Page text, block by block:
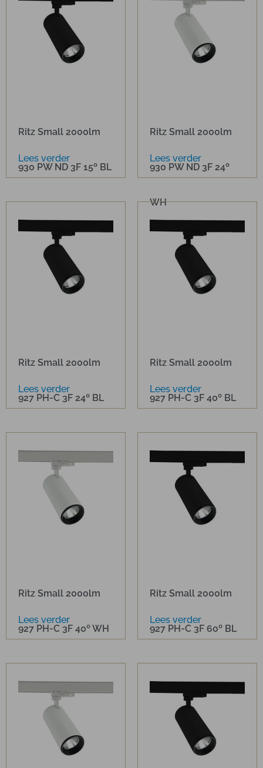
Ritz Small 2000lm
930 PW ND 3F 15º BL
Lees verder
Ritz Small 2000lm
930 PW ND 3F 24º
WH
Lees verder
Ritz Small 2000lm
927 PH-C 3F 24º BL
Lees verder
Ritz Small 2000lm
927 PH-C 3F 40º BL
Lees verder
Ritz Small 2000lm
927 PH-C 3F 40º WH
Lees verder
Ritz Small 2000lm
927 PH-C 3F 60º BL
Lees verder